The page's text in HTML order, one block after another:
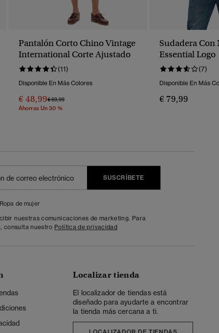
Pantalón Corto Chino Vintage
International Corte Ajustado
(11)
Disponible En Más Colores
€ 48,99Precio Rebajado De
€ 69,99A
Ahorras Un 30 %
Sudadera
Essential Logo
(7)
Disponible En Más
€ 79,99
SUSCRÍBETE
de mujer
nuestras comunicaciones de marketing. Para
consulta nuestro Política de privacidad
Localizar tienda
El localizador de tiendas está
diseñado para ayudarte a encontrar
la tienda más cercana a ti.